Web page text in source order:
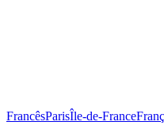
FrancêsParisÎle-de-France